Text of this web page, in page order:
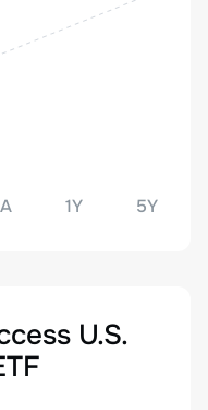
1Y 5Y
U.S.